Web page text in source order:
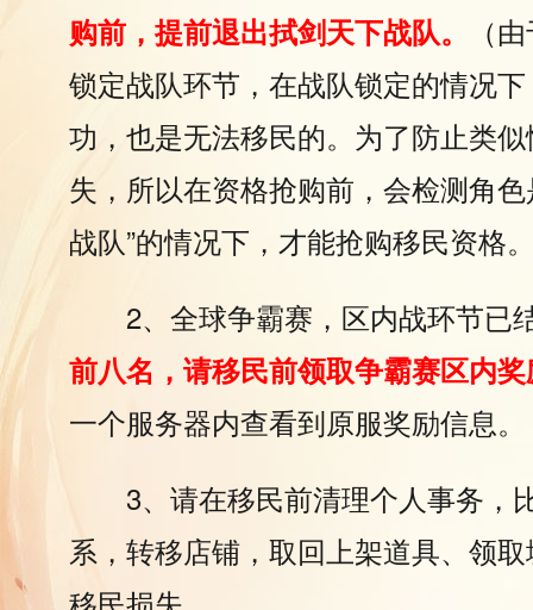
购前，提前退出拭剑天下战队。
（
锁定战队环节，在战队锁定的情况
功，也是无法移民的。为了防止类
失，所以在资格抢购前，会检测角
战队”的情况下，才能抢购移民资格
2、全球争霸赛，区内战环节已
前八名，请移民前领取争霸赛区内
一个服务器内查看到原服奖励信息。
3、请在移民前清理个人事务，
系，转移店铺，取回上架道具、领